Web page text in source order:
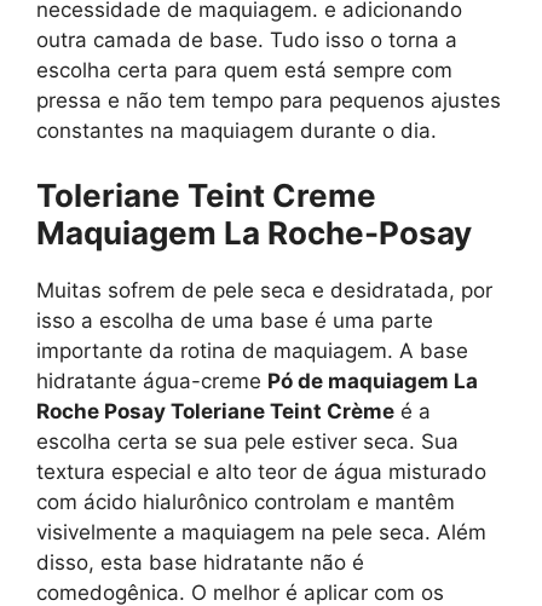
necessidade de maquiagem. e adicionando
outra camada de base. Tudo isso o torna a
escolha certa para quem está sempre com
pressa e não tem tempo para pequenos ajustes
constantes na maquiagem durante o dia.
Toleriane Teint Creme
Maquiagem La Roche-Posay
Muitas sofrem de pele seca e desidratada, por
isso a escolha de uma base é uma parte
importante da rotina de maquiagem. A base
hidratante água-creme Pó de maquiagem La
Roche Posay Toleriane Teint Crème é a
escolha certa se sua pele estiver seca. Sua
textura especial e alto teor de água misturado
com ácido hialurônico controlam e mantêm
visivelmente a maquiagem na pele seca. Além
disso, esta base hidratante não é
comedogênica. O melhor é aplicar com os